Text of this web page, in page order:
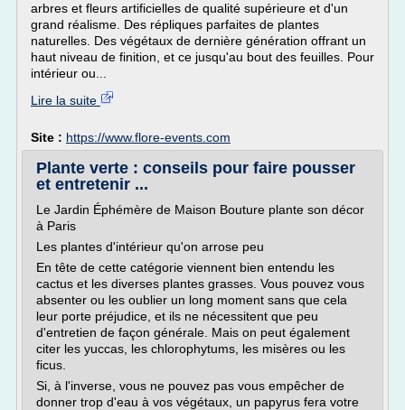
arbres et fleurs artificielles de qualité supérieure et d'un
grand réalisme. Des répliques parfaites de plantes
naturelles. Des végétaux de dernière génération offrant un
haut niveau de finition, et ce jusqu'au bout des feuilles. Pour
intérieur ou...
Lire la suite
Site : https://www.flore-events.com
Plante verte : conseils pour faire pousser
et entretenir ...
Le Jardin Éphémère de Maison Bouture plante son décor
à Paris
Les plantes d'intérieur qu'on arrose peu
En tête de cette catégorie viennent bien entendu les
cactus et les diverses plantes grasses. Vous pouvez vous
absenter ou les oublier un long moment sans que cela
leur porte préjudice, et ils ne nécessitent que peu
d'entretien de façon générale. Mais on peut également
citer les yuccas, les chlorophytums, les misères ou les
ficus.
Si, à l'inverse, vous ne pouvez pas vous empêcher de
donner trop d'eau à vos végétaux, un papyrus fera votre